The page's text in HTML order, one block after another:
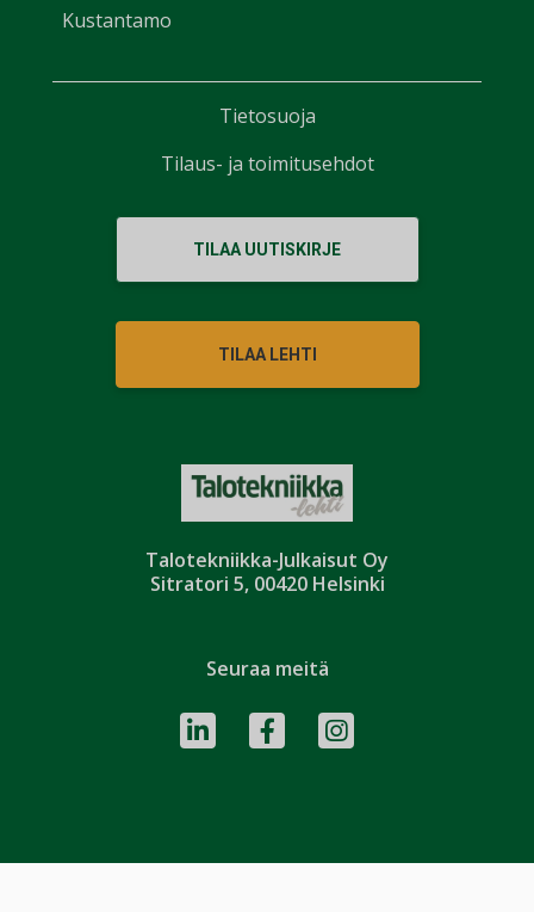
Talotekniikka-Julkaisut Oy
Sitratori 5, 00420 Helsinki
Kustantamo
TILAA UUTISKIRJE
TILAA LEHTI
Seuraa meitä
Tietosuoja
Tilaus- ja toimitusehdot